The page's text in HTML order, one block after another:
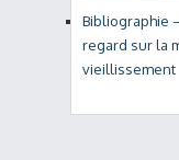
Bibliographie
regard sur la
vieillissement